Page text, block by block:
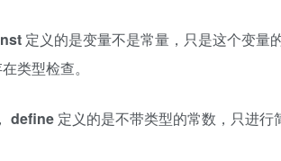
定义的是变量不是常量，只是这个变量
类型检查。
define 定义的是不带类型的常数，只进